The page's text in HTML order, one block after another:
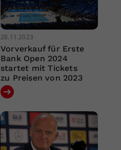
28.11.2023
Vorverkauf für Erste
Bank Open 2024
startet mit Tickets
zu Preisen von 2023